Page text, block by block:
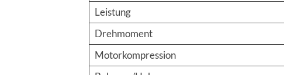
Leistung
Drehmoment
Motorkompression